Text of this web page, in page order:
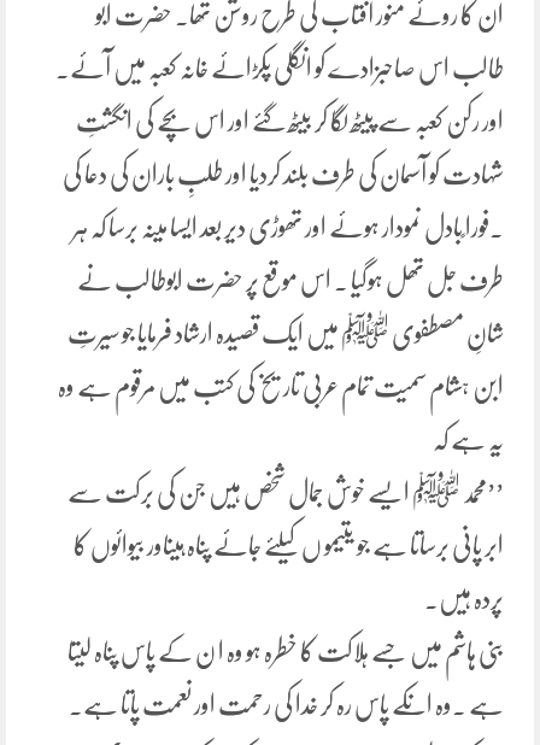
ان کا روئے منور آفتاب کی طرح روشن تھا۔ حضرت ابو
طالب اس صاحبزادے کو انگلی پکڑائے خانہ کعبہ میں آئے۔
اور رکن کعبہ سے پیٹھ لگا کر بیٹھ گئے اور اس بچے کی انگشتِ
شہادت کو آسمان کی طرف بلند کردیا اور طلبِ باران کی دعا کی
۔فورا ًبادل نمودار ہوئے اور تھوڑی دیر بعد ایسا مینہ برسا کہ ہر
طرف جل تھل ہوگیا ۔ اس موقع پر حضرت ابوطالب نے
شانِ مصطفوی ﷺ میں ایک قصیدہ ارشاد فرمایا جو سیرتِ
ابن ہشام سمیت تمام عربی تاریخ کی کتب میں مرقوم ہے وہ
یہ ہے کہ
’’محمد ﷺ ایسے خوش جمال شخص ہیں جن کی برکت سے
ابر پانی برساتا ہے جو یتیمو ں کیلئے جائے پناہ ہیںاور بیوائوں کا
پردہ ہیں۔
بنی ہاشم میں جسے ہلاکت کا خطرہ ہو وہ ا ن کے پاس پناہ لیتا
ہے ۔وہ انکے پاس رہ کر خدا کی رحمت اور نعمت پاتا ہے۔